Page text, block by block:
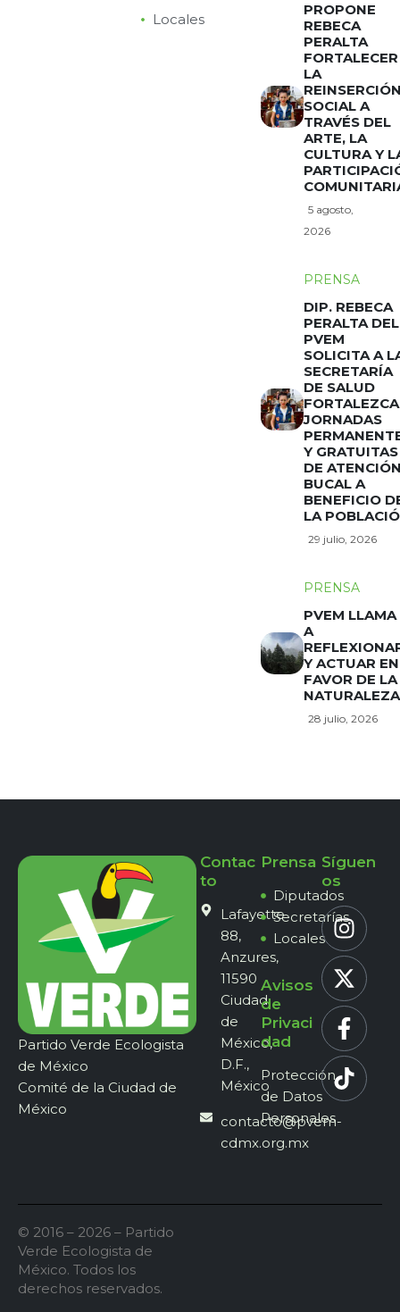
Locales
PROPONE
REBECA
PERALTA
FORTALECER
LA
SOCIAL A
TRAVÉS DEL
ARTE, LA
CULTURA Y
5 agosto,
2026
PRENSA
DIP. REBECA
PERALTA DEL
PVEM
SOLICITA A
SECRETARÍA
DE SALUD
FORTALEZCA
JORNADAS
Y GRATUITAS
DE
BUCAL A
BENEFICIO
LA
29 julio, 2026
PRENSA
PVEM LLAMA
A
Y ACTUAR EN
FAVOR DE LA
NATURALEZA
28 julio, 2026
Partido Verde Ecologista
de México
Comité de la Ciudad de
México
Contac
to
Lafayette
88,
Anzures,
11590
Ciudad
de
México,
D.F.,
México
contacto@pvem-
cdmx.org.mx
Prensa
Diputados
Secretarías
Locales
Avisos
de
Privaci
dad
Protección
de Datos
Personales
Síguen
os
© 2016 – 2026 – Partido
Verde Ecologista de
México. Todos los
derechos reservados.